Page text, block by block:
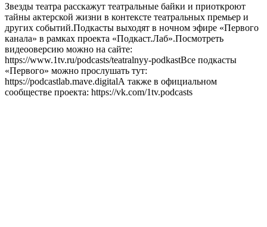
Звезды театра расскажут театральные байки и приоткроют
тайны актерской жизни в контексте театральных премьер и
других событий.Подкасты выходят в ночном эфире «Первого
канала» в рамках проекта «Подкаст.Лаб».Посмотреть
видеооверсию можно на сайте:
https://www.1tv.ru/podcasts/teatralnyy-podkastВсе подкасты
«Первого» можно прослушать тут:
https://podcastlab.mave.digitalА также в официальном
сообществе проекта: https://vk.com/1tv.podcasts